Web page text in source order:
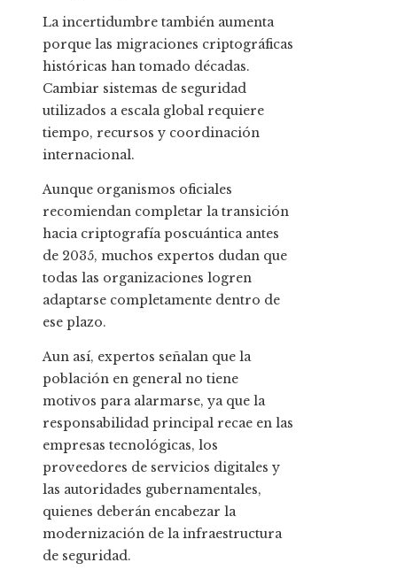
La incertidumbre también aumenta
porque las migraciones criptográficas
históricas han tomado décadas.
Cambiar sistemas de seguridad
utilizados a escala global requiere
tiempo, recursos y coordinación
internacional.
Aunque organismos oficiales
recomiendan completar la transición
hacia criptografía poscuántica antes
de 2035, muchos expertos dudan que
todas las organizaciones logren
adaptarse completamente dentro de
ese plazo.
Aun así, expertos señalan que la
población en general no tiene
motivos para alarmarse, ya que la
responsabilidad principal recae en las
empresas tecnológicas, los
proveedores de servicios digitales y
las autoridades gubernamentales,
quienes deberán encabezar la
modernización de la infraestructura
de seguridad.